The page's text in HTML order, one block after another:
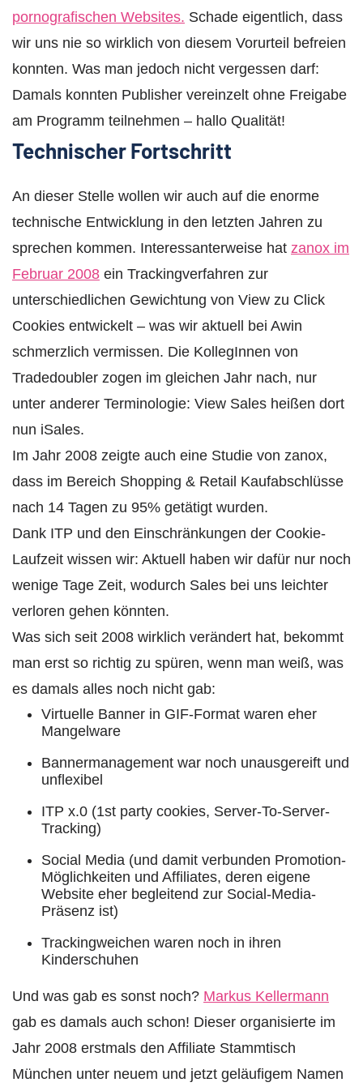
pornografischen Websites. Schade eigentlich, dass
wir uns nie so wirklich von diesem Vorurteil befreien
konnten. Was man jedoch nicht vergessen darf:
Damals konnten Publisher vereinzelt ohne Freigabe
am Programm teilnehmen – hallo Qualität!
Technischer Fortschritt
An dieser Stelle wollen wir auch auf die enorme
technische Entwicklung in den letzten Jahren zu
sprechen kommen. Interessanterweise hat zanox im
Februar 2008 ein Trackingverfahren zur
unterschiedlichen Gewichtung von View zu Click
Cookies entwickelt – was wir aktuell bei Awin
schmerzlich vermissen. Die KollegInnen von
Tradedoubler zogen im gleichen Jahr nach, nur
unter anderer Terminologie: View Sales heißen dort
nun iSales.
Im Jahr 2008 zeigte auch eine Studie von zanox,
dass im Bereich Shopping & Retail Kaufabschlüsse
nach 14 Tagen zu 95% getätigt wurden.
Dank ITP und den Einschränkungen der Cookie-
Laufzeit wissen wir: Aktuell haben wir dafür nur noch
wenige Tage Zeit, wodurch Sales bei uns leichter
verloren gehen könnten.
Was sich seit 2008 wirklich verändert hat, bekommt
man erst so richtig zu spüren, wenn man weiß, was
es damals alles noch nicht gab:
Virtuelle Banner in GIF-Format waren eher
Mangelware
Bannermanagement war noch unausgereift und
unflexibel
ITP x.0 (1st party cookies, Server-To-Server-
Tracking)
Social Media (und damit verbunden Promotion-
Möglichkeiten und Affiliates, deren eigene
Website eher begleitend zur Social-Media-
Präsenz ist)
Trackingweichen waren noch in ihren
Kinderschuhen
Und was gab es sonst noch? Markus Kellermann
gab es damals auch schon! Dieser organisierte im
Jahr 2008 erstmals den Affiliate Stammtisch
München unter neuem und jetzt geläufigem Namen